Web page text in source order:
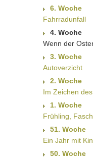
6. Woche
Fahrradunfall
4. Woche
Wenn der
3. Woche
Autoverzicht
2. Woche
Im Zeichen
1. Woche
Frühling,
51. Woche
Ein Jahr mit
50. Woche